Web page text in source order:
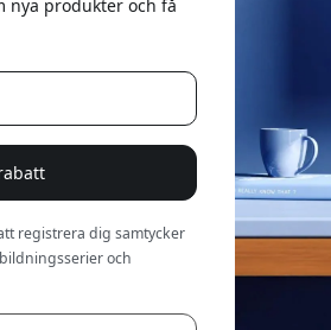
nya produkter och få
registrera dig samtycker
och